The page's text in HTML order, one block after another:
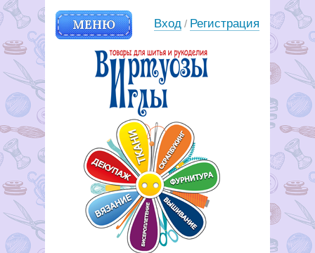
МЕНЮ Вход / Регистрация